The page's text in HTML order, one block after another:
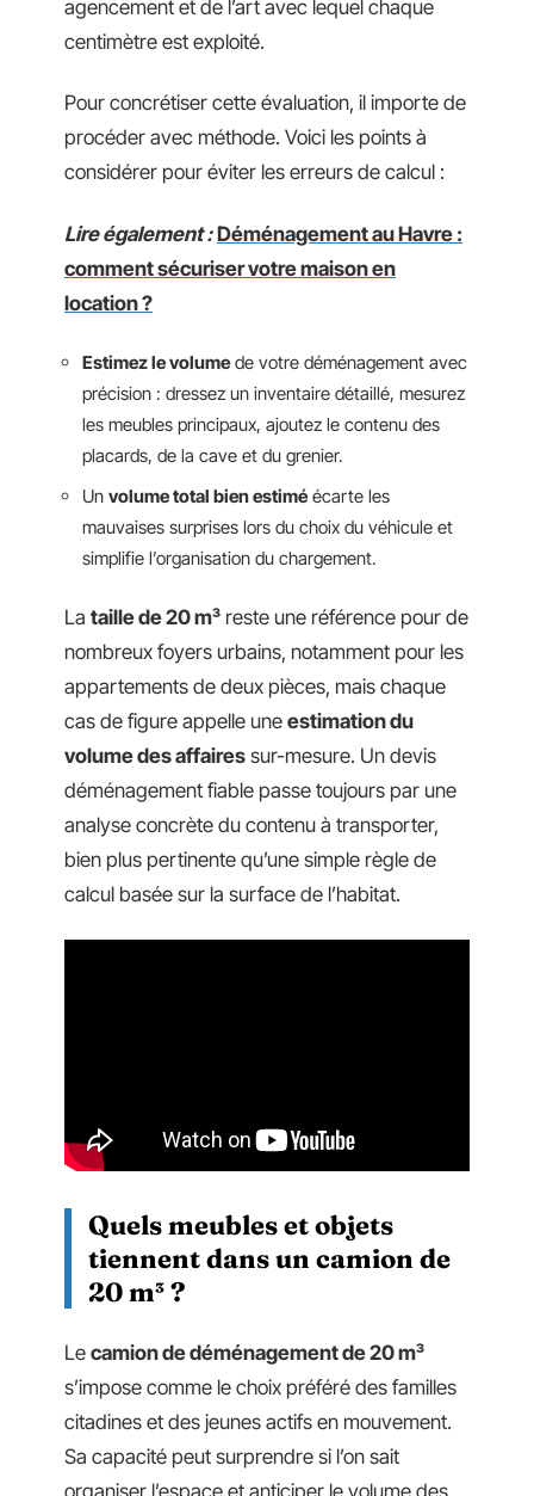
agencement et de l’art avec lequel chaque
centimètre est exploité.
Pour concrétiser cette évaluation, il importe de
procéder avec méthode. Voici les points à
considérer pour éviter les erreurs de calcul :
Lire également : Déménagement au Havre :
comment sécuriser votre maison en
location ?
Estimez le volume de votre déménagement avec
précision : dressez un inventaire détaillé, mesurez
les meubles principaux, ajoutez le contenu des
placards, de la cave et du grenier.
Un volume total bien estimé écarte les
mauvaises surprises lors du choix du véhicule et
simplifie l’organisation du chargement.
La taille de 20 m³ reste une référence pour de
nombreux foyers urbains, notamment pour les
appartements de deux pièces, mais chaque
cas de figure appelle une estimation du
volume des affaires sur-mesure. Un devis
déménagement fiable passe toujours par une
analyse concrète du contenu à transporter,
bien plus pertinente qu’une simple règle de
calcul basée sur la surface de l’habitat.
Quels meubles et objets
tiennent dans un camion de
20 m³ ?
Le camion de déménagement de 20 m³
s’impose comme le choix préféré des familles
citadines et des jeunes actifs en mouvement.
Sa capacité peut surprendre si l’on sait
organiser l’espace et anticiper le volume des